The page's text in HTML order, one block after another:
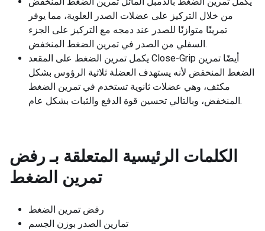
من خلال التركيز على عضلات الصدر العلوية، مما يوفر
تمرينًا متوازنًا للصدر عند دمجه مع التركيز على الجزء
السفلي من الصدر في تمرين الضغط المنخفض.
يكمل تمرين الضغط على المقعد Close-Grip أيضًا تمرين
الضغط المنخفض لأنه يستهدف العضلة ثلاثية الرؤوس بشكل
مكثف، وهي عضلات ثانوية تستخدم في تمرين الضغط
المنخفض، وبالتالي تحسين قوة الدفع والثبات بشكل عام.
الكلمات الرئيسية المتعلقة بـ رفض
تمرين الضغط
رفض تمرين الضغط
تمارين الصدر بوزن الجسم